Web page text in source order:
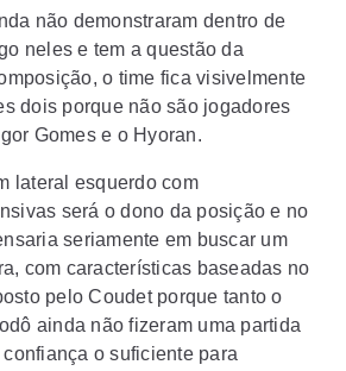
não demonstraram dentro de
neles e tem a questão da
o time fica visivelmente
dois porque não são jogadores
Gomes e o Hyoran.
lateral esquerdo com
será o dono da posição e no
seriamente em buscar um
com características baseadas no
pelo Coudet porque tanto o
ainda não fizeram uma partida
o suficiente para